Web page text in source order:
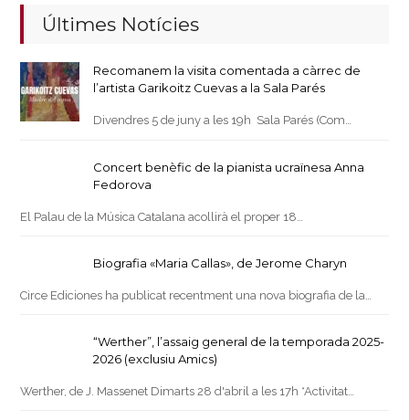
Últimes Notícies
Recomanem la visita comentada a càrrec de
l’artista Garikoitz Cuevas a la Sala Parés
Divendres 5 de juny a les 19h Sala Parés (Com…
Concert benèfic de la pianista ucraïnesa Anna
Fedorova
El Palau de la Música Catalana acollirà el proper 18…
Biografia «Maria Callas», de Jerome Charyn
Circe Ediciones ha publicat recentment una nova biografia de la…
“Werther”, l’assaig general de la temporada 2025-
2026 (exclusiu Amics)
Werther, de J. Massenet Dimarts 28 d'abril a les 17h *Activitat…